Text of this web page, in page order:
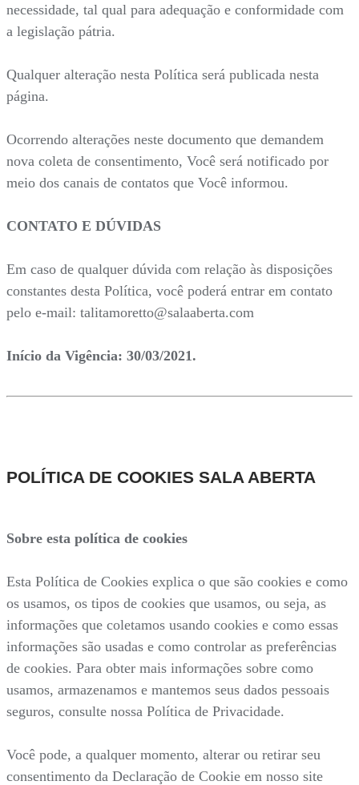
necessidade, tal qual para adequação e conformidade com
a legislação pátria.
Qualquer alteração nesta Política será publicada nesta
página.
Ocorrendo alterações neste documento que demandem
nova coleta de consentimento, Você será notificado por
meio dos canais de contatos que Você informou.
CONTATO E DÚVIDAS
Em caso de qualquer dúvida com relação às disposições
constantes desta Política, você poderá entrar em contato
pelo e-mail: talitamoretto@salaaberta.com
Início da Vigência: 30/03/2021.
POLÍTICA DE COOKIES SALA ABERTA
Sobre esta política de cookies
Esta Política de Cookies explica o que são cookies e como
os usamos, os tipos de cookies que usamos, ou seja, as
informações que coletamos usando cookies e como essas
informações são usadas e como controlar as preferências
de cookies. Para obter mais informações sobre como
usamos, armazenamos e mantemos seus dados pessoais
seguros, consulte nossa Política de Privacidade.
Você pode, a qualquer momento, alterar ou retirar seu
consentimento da Declaração de Cookie em nosso site